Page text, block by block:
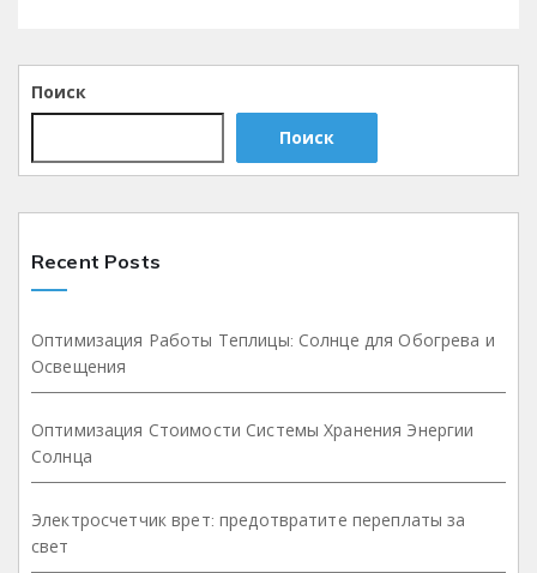
Поиск
Поиск
Recent Posts
Оптимизация Работы Теплицы: Солнце для Обогрева и
Освещения
Оптимизация Стоимости Системы Хранения Энергии
Солнца
Электросчетчик врет: предотвратите переплаты за
свет